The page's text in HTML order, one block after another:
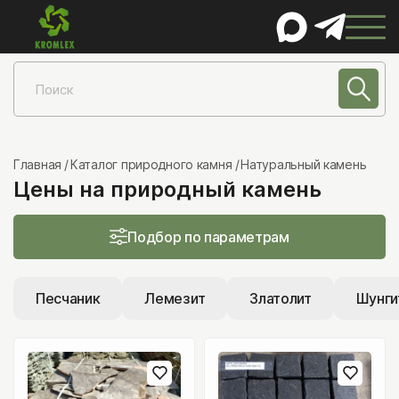
КАТАЛОГ
Натуральный камень
Песчаник
Лемезит
Златолит
Гранит
Известняк
Порфирит
Главная Каталог природного камня Натуральный камень
Цены на природный камень
Подбор по параметрам
Песчаник Лемезит Златолит